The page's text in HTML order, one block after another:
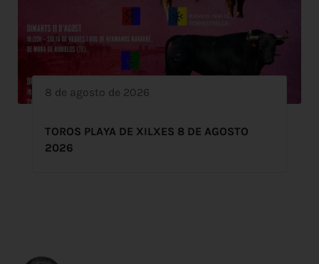
8 de agosto de 2026
TOROS PLAYA DE XILXES 8 DE AGOSTO
2026